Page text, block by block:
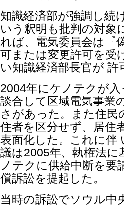
知識経済部が強調し続
いう釈明も批判の対象
れば、電気委員会は『
可または変更許可を受
い知識経済部長官が
2004年にケノテクが
談合して区域電気事業
さがあった。また住民
住者を区分せず、居住
表面化した。これに伴
議は2005年、執権法
ノテクに供給中断を要
償訴訟を提起した。
当時の訴訟でソウル中